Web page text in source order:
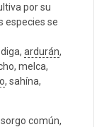
por su
especies se
ardurán,
melca,
, sahína,
común,